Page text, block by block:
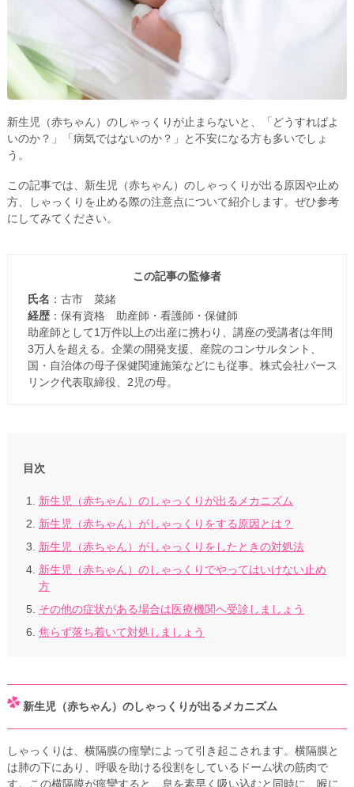
新生児（赤ちゃん）のしゃっくりが止まらないと、「どうすればよ
いのか？」「病気ではないのか？」と不安になる方も多いでしょ
う。
この記事では、新生児（赤ちゃん）のしゃっくりが出る原因や止め
方、しゃっくりを止める際の注意点について紹介します。ぜひ参考
にしてみてください。
この記事の監修者
氏名 ：古市 菜緒
経歴 ：保有資格 助産師・看護師・保健師
助産師として1万件以上の出産に携わり、講座の受講者は年間
3万人を超える。企業の開発支援、産院のコンサルタント、
国・自治体の母子保健関連施策などにも従事。株式会社バース
リンク代表取締役、2児の母。
目次
新生児（赤ちゃん）のしゃっくりが出るメカニズム
新生児（赤ちゃん）がしゃっくりをする原因とは？
新生児（赤ちゃん）がしゃっくりをしたときの対処法
新生児（赤ちゃん）のしゃっくりでやってはいけない止め
方
その他の症状がある場合は医療機関へ受診しましょう
焦らず落ち着いて対処しましょう
新生児（赤ちゃん）のしゃっくりが出るメカニズム
しゃっくりは、横隔膜の痙攣によって引き起こされます。横隔膜と
は肺の下にあり、呼吸を助ける役割をしているドーム状の筋肉で
す。この横隔膜が痙攣すると、息を素早く吸い込むと同時に、喉に